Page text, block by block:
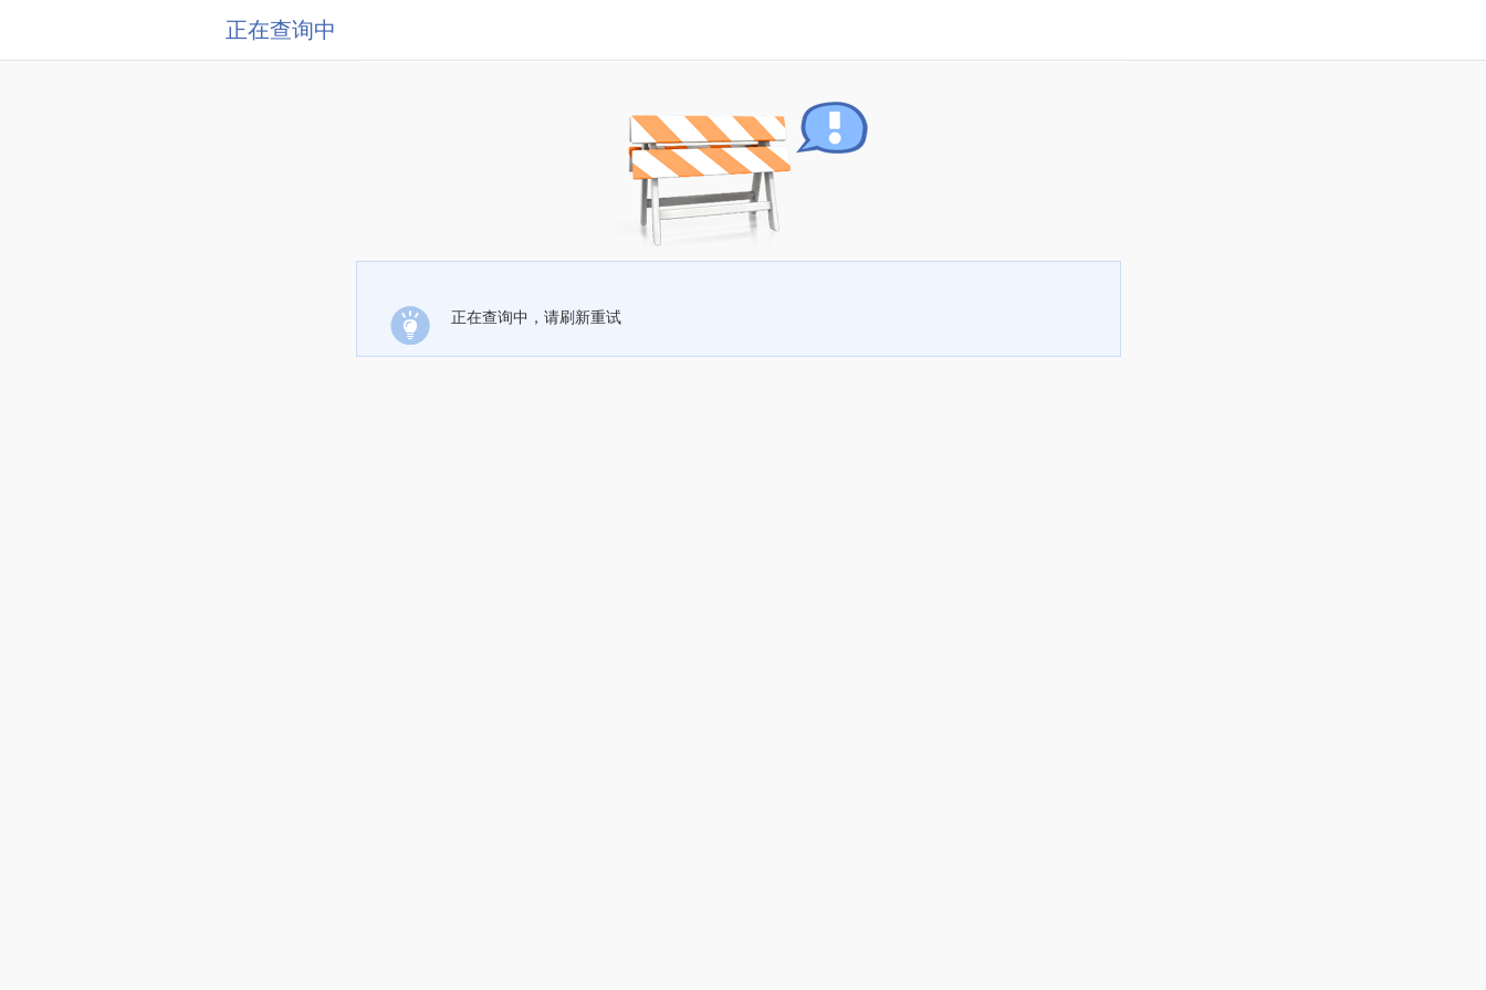
正在查询中
正在查询中，请刷新重试